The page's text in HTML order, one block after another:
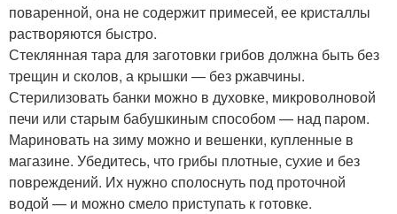
поваренной, она не содержит примесей, ее кристаллы
растворяются быстро.
Стеклянная тара для заготовки грибов должна быть без
трещин и сколов, а крышки — без ржавчины.
Стерилизовать банки можно в духовке, микроволновой
печи или старым бабушкиным способом — над паром.
Мариновать на зиму можно и вешенки, купленные в
магазине. Убедитесь, что грибы плотные, сухие и без
повреждений. Их нужно сполоснуть под проточной
водой — и можно смело приступать к готовке.